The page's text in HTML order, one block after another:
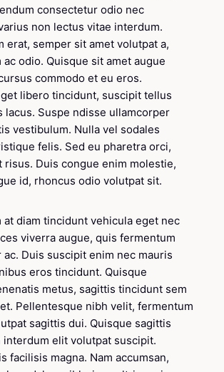
consectetur odio nec
non lectus vitae interdum.
erat, semper sit amet volutpat a,
odio. Quisque sit amet augue
commodo et eu eros.
libero tincidunt, suscipit tellus
lacus. Suspe ndisse ullamcorper
vestibulum. Nulla vel sodales
felis. Sed eu pharetra orci,
risus. Duis congue enim molestie,
id, rhoncus odio volutpat sit.
at diam tincidunt vehicula eget nec
viverra augue, quis fermentum
ac. Duis suscipit enim nec mauris
eros tincidunt. Quisque
metus, sagittis tincidunt sem
Pellentesque nibh velit, fermentum
sagittis dui. Quisque sagittis
interdum elit volutpat suscipit.
facilisis magna. Nam accumsan,